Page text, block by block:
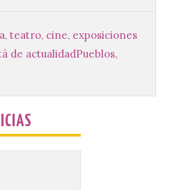
teatro, cine, exposiciones
de actualidadPueblos,
del Brujería